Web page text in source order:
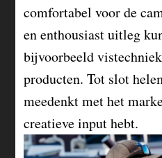
comfortabel voor de
en enthousiast uitleg
bijvoorbeeld
producten. Tot slot
meedenkt met het
creatieve input hebt.